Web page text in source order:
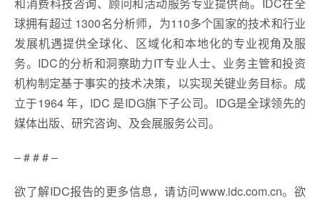
球拥有超过 1300名分析师，为110多个国家的技术和行业
发展机遇提供全球化、区域化和本地化的专业视角及服
务。IDC的分析和洞察助力IT专业人士、业务主管和投资
机构制定基于事实的技术决策，以实现关键业务目标。成
立于1964 年，IDC 是IDG旗下子公司。IDG是全球领先的
媒体出版、研究咨询、及会展服务公司。
– # # # –
欲了解IDC报告的更多信息，请访问www.idc.com.cn。欲